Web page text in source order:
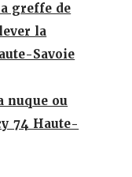
greffe de
la
Savoie
nuque ou
74 Haute-